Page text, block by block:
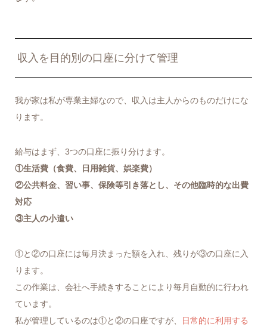
収入を目的別の口座に分けて管理
我が家は私が専業主婦なので、収入は主人からのものだけにな
ります。
給与はまず、3つの口座に振り分けます。
①生活費（食費、日用雑貨、娯楽費）
②公共料金、習い事、保険等引き落とし、その他臨時的な出費
対応
③主人の小遣い
①と②の口座には毎月決まった額を入れ、残りが③の口座に入
ります。
この作業は、会社へ手続きすることにより毎月自動的に行われ
ています。
私が管理しているのは①と②の口座ですが、
日常的に利用する